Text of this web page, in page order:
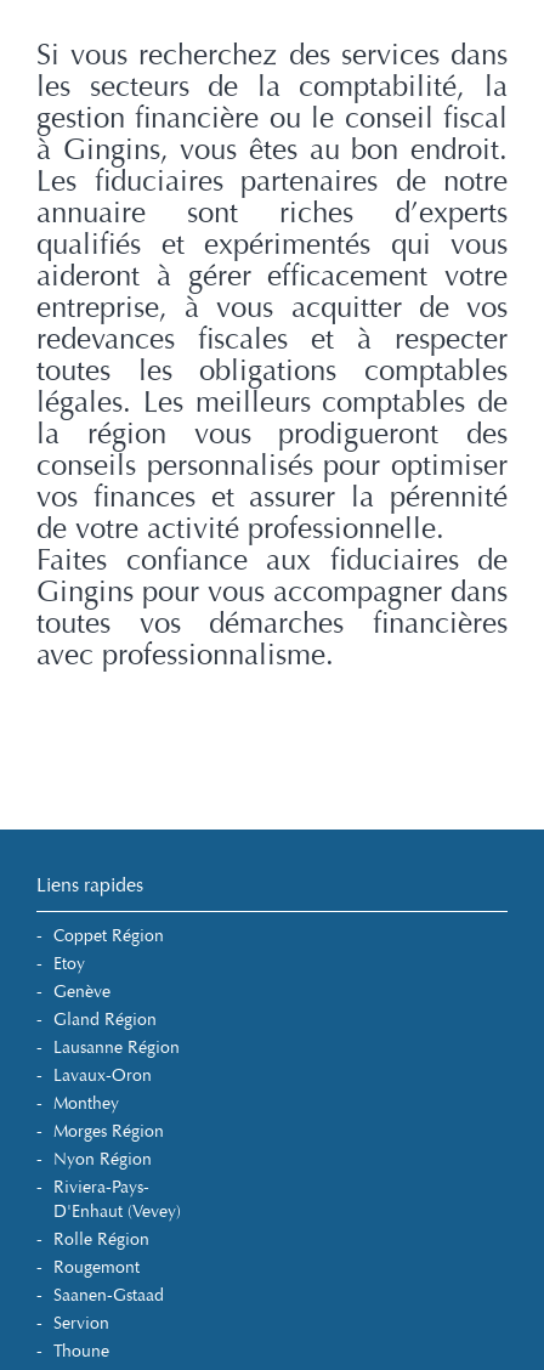
Si vous recherchez des services dans
les secteurs de la comptabilité, la
gestion financière ou le conseil fiscal
à Gingins, vous êtes au bon endroit.
Les fiduciaires partenaires de notre
annuaire sont riches d’experts
qualifiés et expérimentés qui vous
aideront à gérer efficacement votre
entreprise, à vous acquitter de vos
redevances fiscales et à respecter
toutes les obligations comptables
légales. Les meilleurs comptables de
la région vous prodigueront des
conseils personnalisés pour optimiser
vos finances et assurer la pérennité
de votre activité professionnelle.
Faites confiance aux fiduciaires de
Gingins pour vous accompagner dans
toutes vos démarches financières
avec professionnalisme.
Liens rapides
Coppet Région
Etoy
Genève
Gland Région
Lausanne Région
Lavaux-Oron
Monthey
Morges Région
Nyon Région
Riviera-Pays-
D'Enhaut (Vevey)
Rolle Région
Rougemont
Saanen-Gstaad
Servion
Thoune